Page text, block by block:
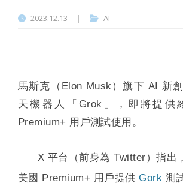
2023.12.13 | AI
馬斯克（Elon Musk）旗下 AI 新
天機器人「Grok」，即將提供
Premium+ 用戶測試使用。
X 平台（前身為 Twitter）指出
美國 Premium+ 用戶提供 Gork 測